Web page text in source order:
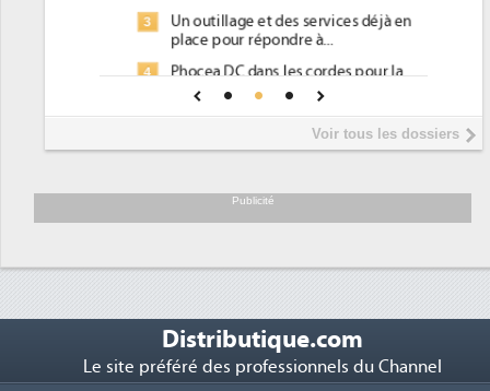
Un outillage et des services déjà en
place pour répondre à...
Phocea DC dans les cordes pour la
Interview de Fabrice Coquio,
président de Digital Realty...
soutient les...
Voir tous les dossiers
Publicité
Distributique.com
Le site préféré des professionnels du Channel